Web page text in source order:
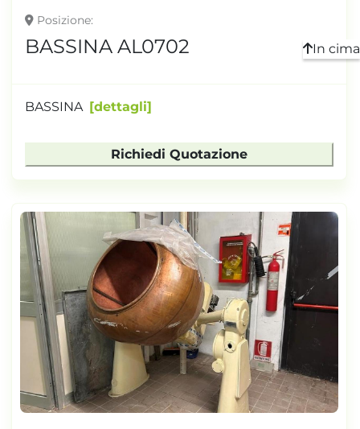
Posizione
BASSINA AL0702
BASSINA dettagli
Richiedi Quotazione
In cima